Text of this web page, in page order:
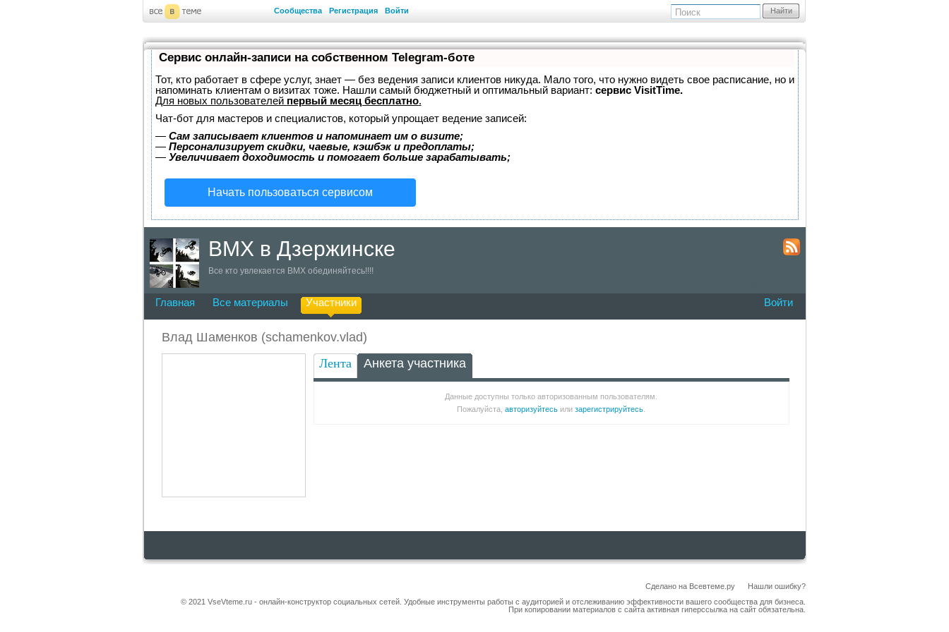
Сообщества Регистрация Войти Найти
Сервис онлайн-записи на собственном Telegram-боте
Тот, кто работает в сфере услуг, знает — без ведения записи клиентов никуда. Мало того, что нужно видеть свое расписание, но и
напоминать клиентам о визитах тоже. Нашли самый бюджетный и оптимальный вариант: сервис VisitTime.
Для новых пользователей первый месяц бесплатно.
Чат-бот для мастеров и специалистов, который упрощает ведение записей:
— Сам записывает клиентов и напоминает им о визите;
— Персонализирует скидки, чаевые, кэшбэк и предоплаты;
— Увеличивает доходимость и помогает больше зарабатывать;
Начать пользоваться сервисом
BMX в Дзержинске
Все кто увлекается BMX обединяйтесь!!!!
Главная Все материалы Участники Войти
Влад Шаменков (schamenkov.vlad)
Лента
Анкета участника
Данные доступны только авторизованным пользователям.
Пожалуйста, авторизуйтесь или зарегистрируйтесь
Сделано на Всевтеме.ру
Нашли ошибку?
© 2021 VseVteme.ru - онлайн-конструктор социальных сетей. Удобные инструменты работы с аудиторией и отслеживанию эффективности вашего сообщества для бизнеса.
При копировании материалов с сайта активная гиперссылка на сайт обязательна.